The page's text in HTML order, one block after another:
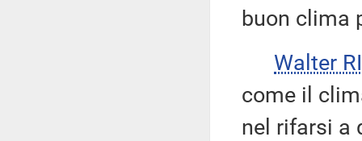
buon clima
Walter
come il
nel rifarsi a